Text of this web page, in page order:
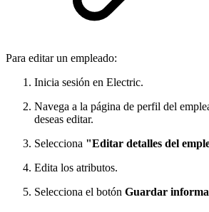
Para editar un empleado:
Inicia sesión en Electric.
Navega a la página de perfil del
deseas editar.
Selecciona "Editar detalles del
Edita los atributos.
Selecciona el botón Guardar